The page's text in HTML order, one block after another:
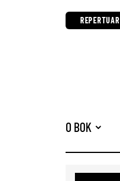
REPERTUAR
O BOK